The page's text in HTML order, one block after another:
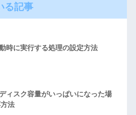
る記事
時に実行する処理の設定方法
ィスク容量がいっぱいになった場
法